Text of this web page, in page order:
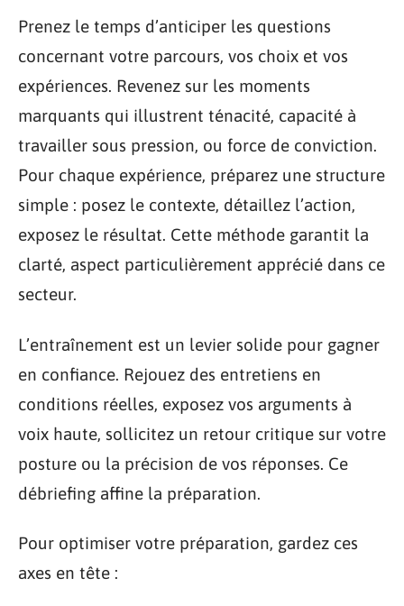
Prenez le temps d’anticiper les questions
concernant votre parcours, vos choix et vos
expériences. Revenez sur les moments
marquants qui illustrent ténacité, capacité à
travailler sous pression, ou force de conviction.
Pour chaque expérience, préparez une structure
simple : posez le contexte, détaillez l’action,
exposez le résultat. Cette méthode garantit la
clarté, aspect particulièrement apprécié dans ce
secteur.
L’entraînement est un levier solide pour gagner
en confiance. Rejouez des entretiens en
conditions réelles, exposez vos arguments à
voix haute, sollicitez un retour critique sur votre
posture ou la précision de vos réponses. Ce
débriefing affine la préparation.
Pour optimiser votre préparation, gardez ces
axes en tête :